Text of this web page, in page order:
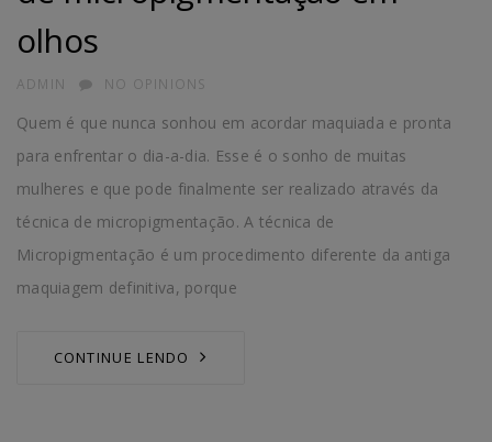
olhos
AUTHOR
ADMIN NO OPINIONS
Quem é que nunca sonhou em acordar maquiada e pronta
para enfrentar o dia-a-dia. Esse é o sonho de muitas
mulheres e que pode finalmente ser realizado através da
técnica de micropigmentação. A técnica de
Micropigmentação é um pro­cedimento diferente da antiga
maquiagem definitiva, porque
CONTINUE LENDO